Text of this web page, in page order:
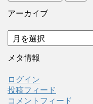
アーカイブ
ア
ー
カ
ブ
メタ情報
ログイン
投稿フィード
コメントフィード